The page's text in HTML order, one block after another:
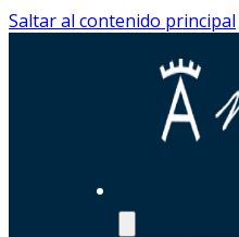
Saltar al contenido principal